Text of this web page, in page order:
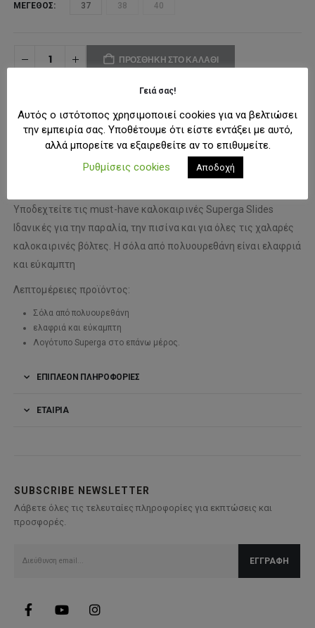
ΜΈΓΕΘΟΣ 37 38 40
ΠΡΟΣΘΉΚΗ ΣΤΟ ΚΑΛΆΘΙ
ΠΡΟΣΘΉΚΗ ΣΤΗ ΛΊΣΤΑ ΕΠΙΘΥΜΙΏΝ
ΠΕΡΙΓΡΑΦΉ
Υποδεχτείτε τις must-have καλοκαιρινές Superga Slides
Ιδανικές για την παραλία, την πισίνα και για όλες τις χαλαρές
καλοκαιρινές βόλτες. Η σόλα από πολυουρεθάνη είναι ελαφριά
και εύκαμπτη
Λεπτομέρειες προϊόντος:
Σόλα από πολυουρεθάνη
ελαφριά και εύκαμπτη
Λογότυπο Superga στο επάνω μέρος.
ΕΠΙΠΛΈΟΝ ΠΛΗΡΟΦΟΡΊΕΣ
ΕΤΑΙΡΊΑ
SUBSCRIBE NEWSLETTER
Λάβετε όλες τις τελευταίες πληροφορίες για εκπτώσεις και
προσφορές.
Γειά σας!
Αυτός ο ιστότοπος χρησιμοποιεί cookies για να βελτιώσει
την εμπειρία σας. Υποθέτουμε ότι είστε εντάξει με αυτό,
αλλά μπορείτε να εξαιρεθείτε αν το επιθυμείτε.
Ρυθμίσεις cookies
Αποδοχή